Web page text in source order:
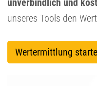
unverbindlich und
unseres Tools den
Wertermittlung